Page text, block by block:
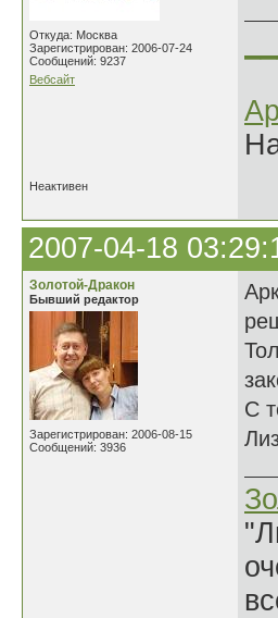
Откуда: Москва
Зарегистрирован: 2006-07-24
Сообщений: 9237
Вебсайт
Неактивен
2007-04-18
Золотой-Дракон
Бывший редактор
Зарегистрирован: 2006-08-15
Сообщений: 3936
С